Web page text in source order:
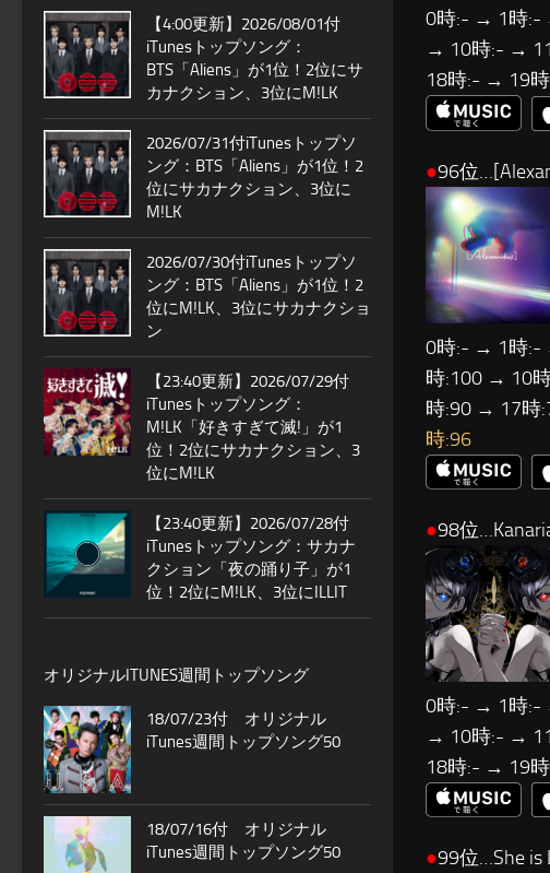
0時:- → 1時
→ 10時:- →
18時:- → 19
●96位
0時:- → 1時
時:100 → 10
時:90 → 17時
時:96
●98位
0時:- → 1時
→ 10時:- →
18時:- → 19
●99位…She is
【4:00更新】2026/08/01付
iTunesトップソング：
BTS「Aliens」が1位！2位にサ
カナクション、3位にM!LK
2026/07/31付iTunesトップソ
ング：BTS「Aliens」が1位！2
位にサカナクション、3位に
M!LK
2026/07/30付iTunesトップソ
ング：BTS「Aliens」が1位！2
位にM!LK、3位にサカナクショ
ン
【23:40更新】2026/07/29付
iTunesトップソング：
M!LK「好きすぎて滅!」が1
位！2位にサカナクション、3
位にM!LK
【23:40更新】2026/07/28付
iTunesトップソング：サカナ
クション「夜の踊り子」が1
位！2位にM!LK、3位にILLIT
オリジナルITUNES週間トップソング
18/07/23付 オリジナル
iTunes週間トップソング50
18/07/16付 オリジナル
iTunes週間トップソング50